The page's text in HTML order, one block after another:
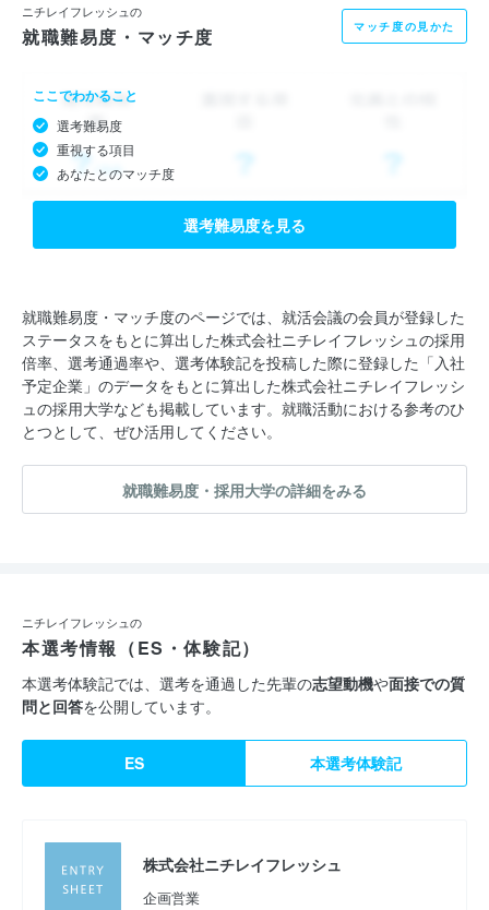
ニチレイフレッシュの
就職難易度・マッチ度 マッチ度の見かた
ここでわかること
選考難易度
重視する項目
あなたとのマッチ度
選考難易度を見る
就職難易度・マッチ度のページでは、就活会議の会員が登録した
ステータスをもとに算出した株式会社ニチレイフレッシュの採用
倍率、選考通過率や、選考体験記を投稿した際に登録した「入社
予定企業」のデータをもとに算出した株式会社ニチレイフレッシ
ュの採用大学なども掲載しています。就職活動における参考のひ
とつとして、ぜひ活用してください。
就職難易度・採用大学の詳細をみる
ニチレイフレッシュの
本選考情報（ES・体験記）
本選考体験記では、選考を通過した先輩の志望動機や面接での質
問と回答を公開しています。
ES 本選考体験記
株式会社ニチレイフレッシュ
企画営業